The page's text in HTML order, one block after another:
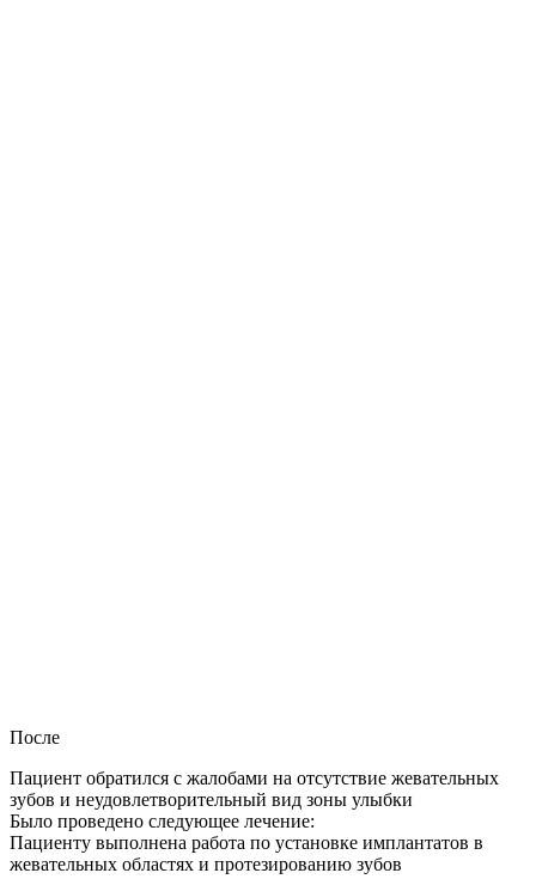
После
Пациент обратился с жалобами на отсутствие жевательных
зубов и неудовлетворительный вид зоны улыбки
Было проведено следующее лечение:
Пациенту выполнена работа по установке имплантатов в
жевательных областях и протезированию зубов